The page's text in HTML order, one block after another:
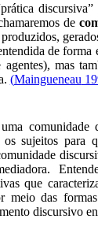
de
de forma
agentes), mas
(Maingueneau
sujeitos para
que
meio das
discursivo